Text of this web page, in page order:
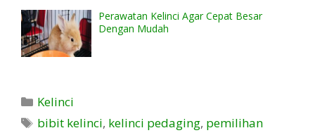
Perawatan Kelinci Agar Cepat Besar
Dengan Mudah
Kategori
Kelinci
Tag
bibit kelinci, kelinci pedaging, pemilihan